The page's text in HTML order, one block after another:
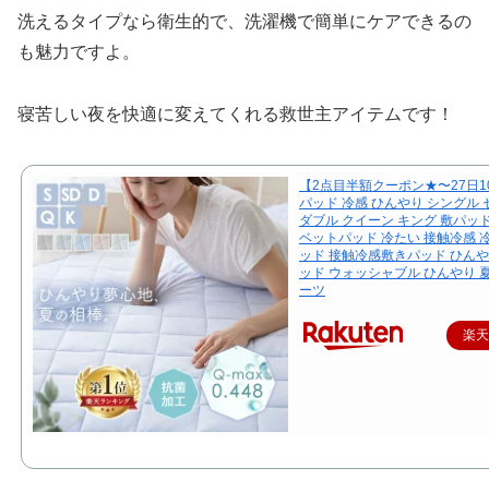
洗えるタイプなら衛生的で、洗濯機で簡単にケアできるの
も魅力ですよ。
寝苦しい夜を快適に変えてくれる救世主アイテムです！
【2点目半額クーポン★〜27日
パッド 冷感 ひんやり シングル
ダブル クイーン キング 敷パッ
ベットパッド 冷たい 接触冷感
ッド 接触冷感敷きパッド ひん
ッド ウォッシャブル ひんやり
ーツ
楽